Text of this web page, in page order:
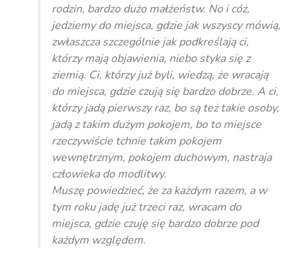
rodzin, bardzo dużo małżeństw. No i cóż,
jedziemy do miejsca, gdzie jak wszyscy mówią,
zwłaszcza szczególnie jak podkreślają ci,
którzy mają objawienia, niebo styka się z
ziemią. Ci, którzy już byli, wiedzą, że wracają
do miejsca, gdzie czują się bardzo dobrze. A ci,
którzy jadą pierwszy raz, bo są też takie osoby,
jadą z takim dużym pokojem, bo to miejsce
rzeczywiście tchnie takim pokojem
wewnętrznym, pokojem duchowym, nastraja
człowieka do modlitwy.
Muszę powiedzieć, że za każdym razem, a w
tym roku jadę już trzeci raz, wracam do
miejsca, gdzie czuję się bardzo dobrze pod
każdym względem.